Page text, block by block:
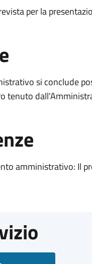
per la
si conclude
tenuto
amministrativo: Il